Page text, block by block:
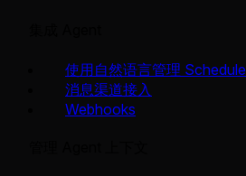
使用自然语言管理 Schedule
消息渠道接入
Webhooks